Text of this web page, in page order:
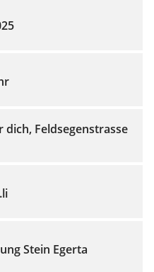
Feldsegenstrasse
Stein Egerta